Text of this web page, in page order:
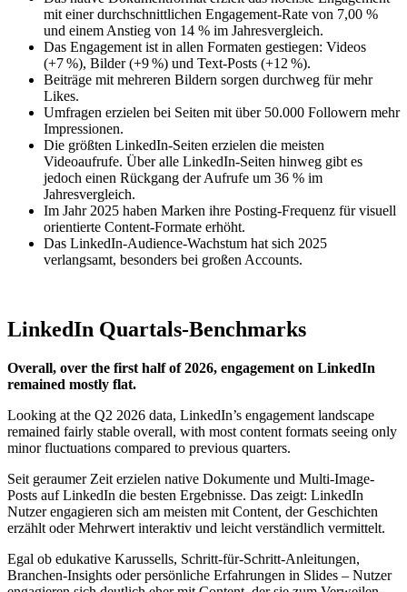
mit einer durchschnittlichen Engagement-Rate von 7,00 %
und einem Anstieg von 14 % im Jahresvergleich.
Das Engagement ist in allen Formaten gestiegen: Videos
(+7 %), Bilder (+9 %) und Text-Posts (+12 %).
Beiträge mit mehreren Bildern sorgen durchweg für mehr
Likes.
Umfragen erzielen bei Seiten mit über 50.000 Followern mehr
Impressionen.
Die größten LinkedIn-Seiten erzielen die meisten
Videoaufrufe. Über alle LinkedIn-Seiten hinweg gibt es
jedoch einen Rückgang der Aufrufe um 36 % im
Jahresvergleich.
Im Jahr 2025 haben Marken ihre Posting-Frequenz für visuell
orientierte Content-Formate erhöht.
Das LinkedIn-Audience-Wachstum hat sich 2025
verlangsamt, besonders bei großen Accounts.
LinkedIn Quartals-Benchmarks
Overall, over the first half of 2026, engagement on LinkedIn
remained mostly flat.
Looking at the Q2 2026 data, LinkedIn’s engagement landscape
remained fairly stable overall, with most content formats seeing only
minor fluctuations compared to previous quarters.
Seit geraumer Zeit erzielen native Dokumente und Multi-Image-
Posts auf LinkedIn die besten Ergebnisse. Das zeigt: LinkedIn
Nutzer engagieren sich am meisten mit Content, der Geschichten
erzählt oder Mehrwert interaktiv und leicht verständlich vermittelt.
Egal ob edukative Karussells, Schritt-für-Schritt-Anleitungen,
Branchen-Insights oder persönliche Erfahrungen in Slides – Nutzer